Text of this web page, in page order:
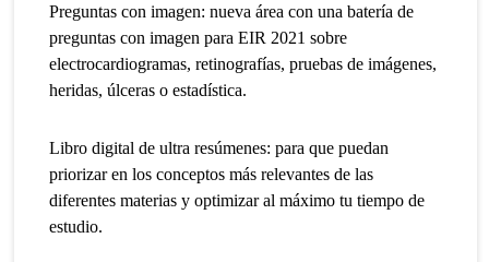
Preguntas con imagen: nueva área con una batería de
preguntas con imagen para EIR 2021 sobre
electrocardiogramas, retinografías, pruebas de imágenes,
heridas, úlceras o estadística.
Libro digital de ultra resúmenes: para que puedan
priorizar en los conceptos más relevantes de las
diferentes materias y optimizar al máximo tu tiempo de
estudio.